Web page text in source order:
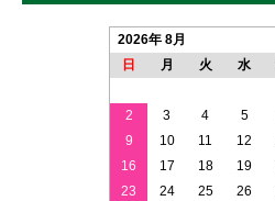
2026年 8月
日
月 火 水
2
3 4 5
9
10 11 12
16
17 18 19
23
24 25 26